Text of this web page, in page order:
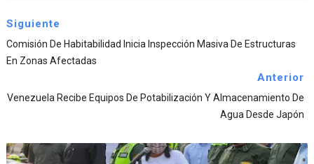
Siguiente
Comisión De Habitabilidad Inicia Inspección Masiva De Estructuras
En Zonas Afectadas
Anterior
Venezuela Recibe Equipos De Potabilización Y Almacenamiento De
Agua Desde Japón